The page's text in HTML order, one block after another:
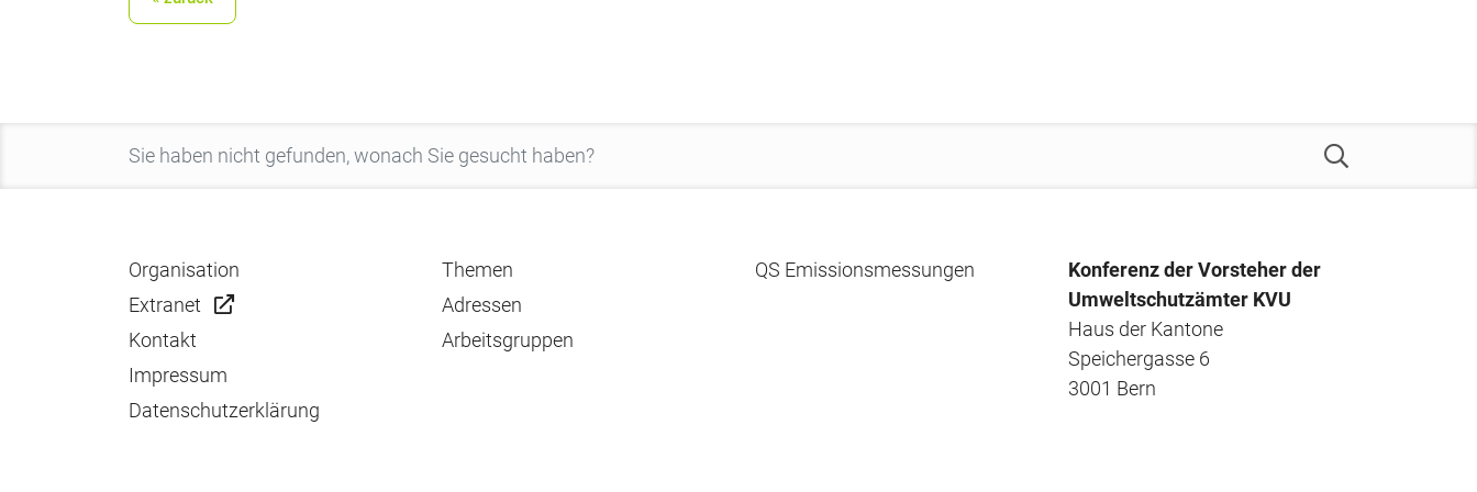
Organisation
Extranet
Kontakt
Impressum
Datenschutzerklärung
Themen
Adressen
Arbeitsgruppen
QS Emissionsmessungen
Konferenz der Vorsteher der
Umweltschutzämter KVU
Haus der Kantone
Speichergasse 6
3001 Bern